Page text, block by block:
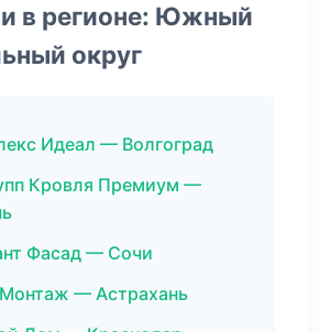
в регионе: Южный
округ
Идеал — Волгоград
Кровля Премиум —
Фасад — Сочи
— Астрахань